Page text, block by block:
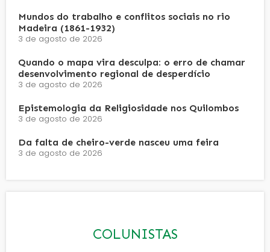
Mundos do trabalho e conflitos sociais no rio
Madeira (1861-1932)
3 de agosto de 2026
Quando o mapa vira desculpa: o erro de chamar
desenvolvimento regional de desperdício
3 de agosto de 2026
Epistemologia da Religiosidade nos Quilombos
3 de agosto de 2026
Da falta de cheiro-verde nasceu uma feira
3 de agosto de 2026
COLUNISTAS